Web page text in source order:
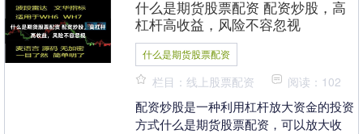
投资者的选择。而....
什么是期货股票配资 配资炒股，高
杠杆高收益，风险不容忽视
什么是期货股票配资
栏目：线上股票配资 阅读：102
配资炒股是一种利用杠杆放大资金的投资
方式什么是期货股票配资，可以放大收